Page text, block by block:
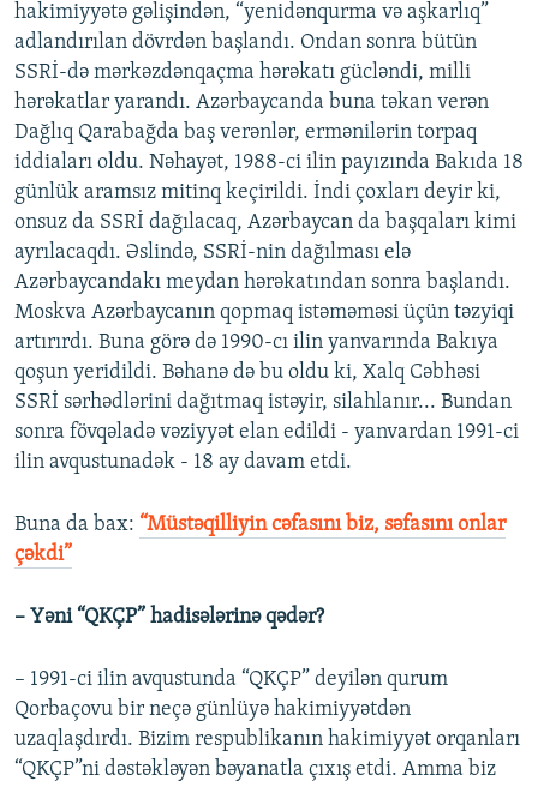
hakimiyyətə gəlişindən, “yenidənqurma və aşkarlıq”
adlandırılan dövrdən başlandı. Ondan sonra bütün
SSRİ-də mərkəzdənqaçma hərəkatı gücləndi, milli
hərəkatlar yarandı. Azərbaycanda buna təkan verən
Dağlıq Qarabağda baş verənlər, ermənilərin torpaq
iddiaları oldu. Nəhayət, 1988-ci ilin payızında Bakıda 18
günlük aramsız mitinq keçirildi. İndi çoxları deyir ki,
onsuz da SSRİ dağılacaq, Azərbaycan da başqaları kimi
ayrılacaqdı. Əslində, SSRİ-nin dağılması elə
Azərbaycandakı meydan hərəkatından sonra başlandı.
Moskva Azərbaycanın qopmaq istəməməsi üçün təzyiqi
artırırdı. Buna görə də 1990-cı ilin yanvarında Bakıya
qoşun yeridildi. Bəhanə də bu oldu ki, Xalq Cəbhəsi
SSRİ sərhədlərini dağıtmaq istəyir, silahlanır... Bundan
sonra fövqəladə vəziyyət elan edildi - yanvardan 1991-ci
ilin avqustunadək - 18 ay davam etdi.
Buna da bax:​ “Müstəqilliyin cəfasını biz, səfasını onlar
çəkdi”
– Yəni “QKÇP” hadisələrinə qədər?
– 1991-ci ilin avqustunda “QKÇP” deyilən qurum
Qorbaçovu bir neçə günlüyə hakimiyyətdən
uzaqlaşdırdı. Bizim respublikanın hakimiyyət orqanları
“QKÇP”ni dəstəkləyən bəyanatla çıxış etdi. Amma biz